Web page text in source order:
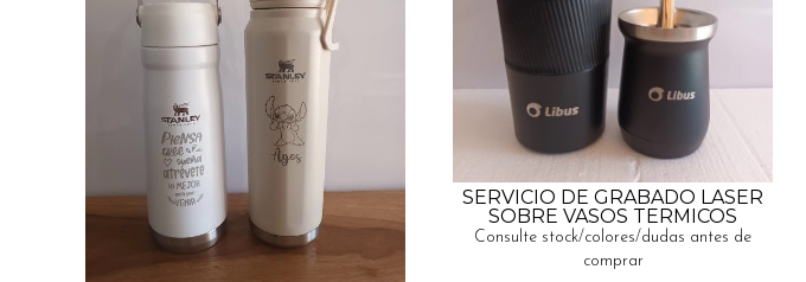
SERVICIO DE GRABADO LASER
SOBRE VASOS TERMICOS
Consulte stock/colores/dudas antes de
comprar